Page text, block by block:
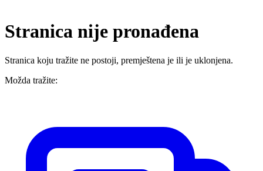
Stranica nije pronađena
Stranica koju tražite ne postoji, premještena je ili je uklonjena.
Možda tražite: